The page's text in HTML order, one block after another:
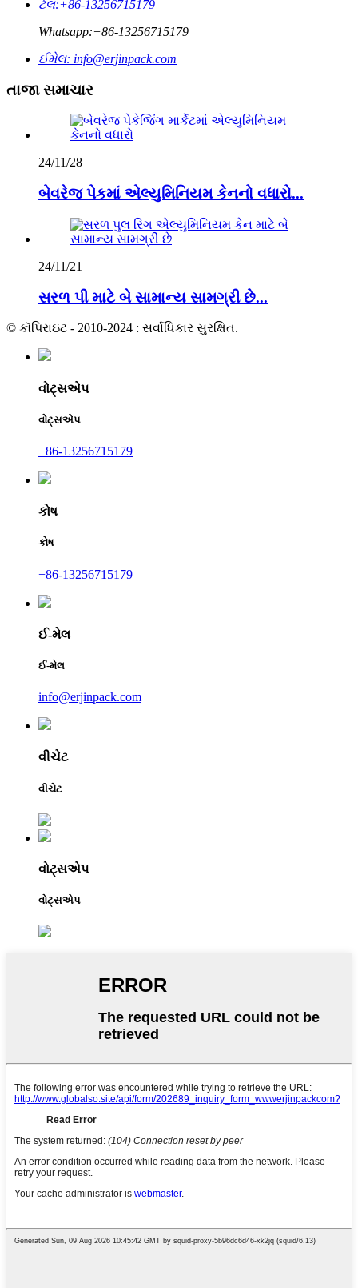
ટેલ:+86-13256715179
Whatsapp:+86-13256715179
ઈમેલ: info@erjinpack.com
તાજા સમાચાર
24/11/28
બેવરેજ પેકમાં એલ્યુમિનિયમ કેનનો વધારો...
24/11/21
સરળ પી માટે બે સામાન્ય સામગ્રી છે...
© કૉપિરાઇટ - 2010-2024 : સર્વાધિકાર સુરક્ષિત.
વોટ્સએપ
વોટ્સએપ
+86-13256715179
કોષ
કોષ
+86-13256715179
ઈ-મેલ
ઈ-મેલ
info@erjinpack.com
વીચેટ
વીચેટ
વોટ્સએપ
વોટ્સએપ